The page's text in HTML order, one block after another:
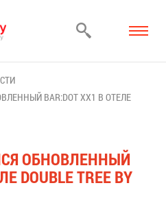
BAR:DOT XX1 В ОТЕ­ЛЕ
ОБ­НОВ­ЛЕН­НЫЙ
DOUBLE TREE BY